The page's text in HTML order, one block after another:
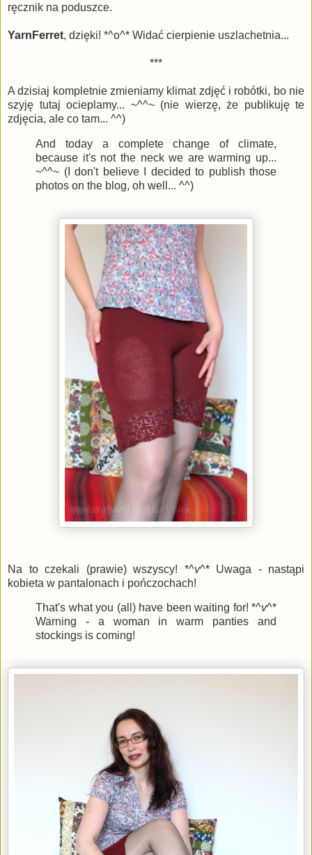
ręcznik na poduszce.
YarnFerret, dzięki! *^o^* Widać cierpienie uszlachetnia...
***
A dzisiaj kompletnie zmieniamy klimat zdjęć i robótki, bo nie
szyję tutaj ocieplamy... ~^^~ (nie wierzę, że publikuję te
zdjęcia, ale co tam... ^^)
And today a complete change of climate,
because it's not the neck we are warming up...
~^^~ (I don't believe I decided to publish those
photos on the blog, oh well... ^^)
Na to czekali (prawie) wszyscy! *^v^* Uwaga - nastąpi
kobieta w pantalonach i pończochach!
That's what you (all) have been waiting for! *^v^*
Warning - a woman in warm panties and
stockings is coming!